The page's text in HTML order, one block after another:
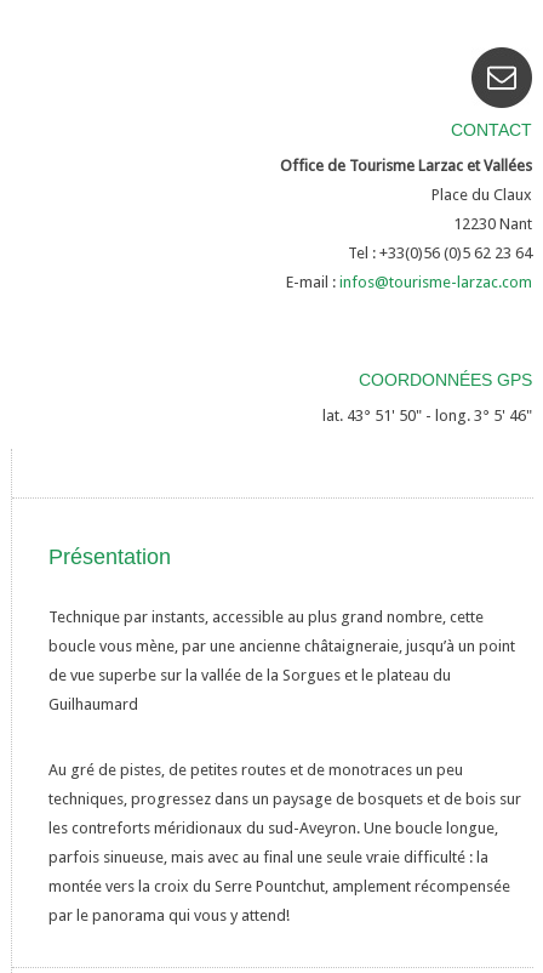
CONTACT
Office de Tourisme Larzac et Vallées
Place du Claux
12230 Nant
Tel : +33(0)56 (0)5 62 23 64
E-mail : infos@tourisme-larzac.com
COORDONNÉES GPS
lat. 43° 51' 50" - long. 3° 5' 46"
Présentation
Technique par instants, accessible au plus grand nombre, cette
boucle vous mène, par une ancienne châtaigneraie, jusqu’à un point
de vue superbe sur la vallée de la Sorgues et le plateau du
Guilhaumard
Au gré de pistes, de petites routes et de monotraces un peu
techniques, progressez dans un paysage de bosquets et de bois sur
les contreforts méridionaux du sud-Aveyron. Une boucle longue,
parfois sinueuse, mais avec au final une seule vraie difficulté : la
montée vers la croix du Serre Pountchut, amplement récompensée
par le panorama qui vous y attend!